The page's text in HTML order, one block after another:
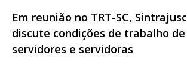
Em reunião no TRT-SC, Sintrajusc
discute condições de trabalho de
servidores e servidoras